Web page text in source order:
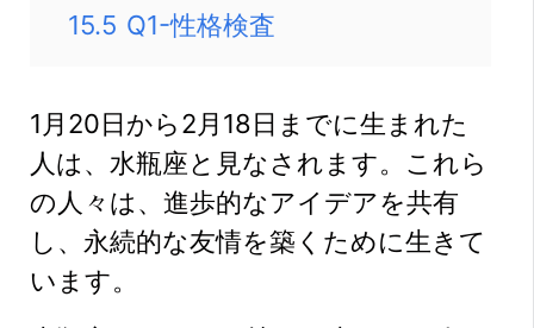
15.5 Q1-性格検査
1月20日から2月18日までに生まれた
人は、水瓶座と見なされます。これら
の人々は、進歩的なアイデアを共有
し、永続的な友情を築くために生きて
います。